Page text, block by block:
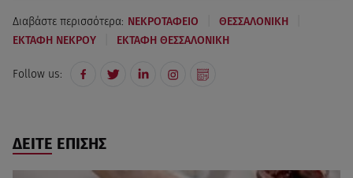
Διαβάστε περισσότερα: ΝΕΚΡΟΤΑΦΕΙΟ ΘΕΣΣΑΛΟΝΙΚΗ
ΕΚΤΑΦΗ ΝΕΚΡΟΥ ΕΚΤΑΦΗ ΘΕΣΣΑΛΟΝΙΚΗ
Follow us:
ΔΕΙΤΕ ΕΠΙΣΗΣ